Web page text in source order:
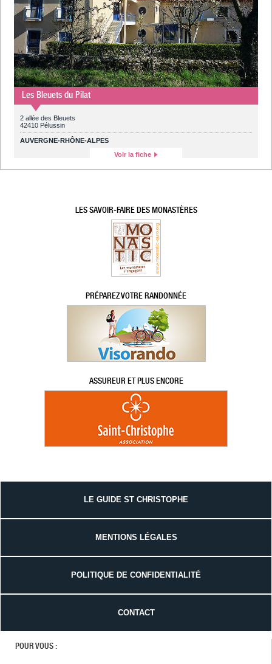
Les Bleuets du Pilat
2 allée des Bleuets
42410 Pélussin
AUVERGNE-RHÔNE-ALPES
Voir la fiche
LES SAVOIR-FAIRE DES MONASTÈRES
PRÉPAREZ VOTRE RANDONNÉE
ASSUREUR ET PLUS ENCORE
LE GUIDE ST CHRISTOPHE
MENTIONS LÉGALES
POLITIQUE DE CONFIDENTIALITÉ
CONTACT
POUR VOUS :